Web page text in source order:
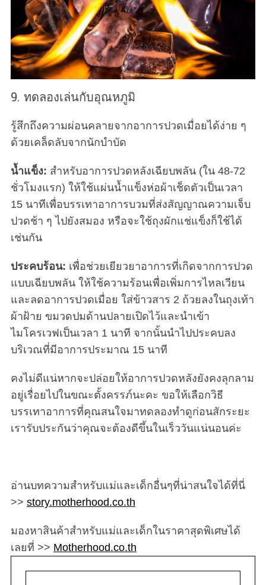
9. ทดลองเล่นกับอุณหภูมิ
รู้สึกถึงความผ่อนคลายจากอาการปวดเมื่อยได้ง่าย ๆ
ด้วยเคล็ดลับจากนักบำบัด
น้ำแข็ง: สำหรับอาการปวดหลังเฉียบพลัน (ใน 48-72
ชั่วโมงแรก) ให้ใช้แผ่นน้ำแข็งห่อผ้าเช็ดตัวเป็นเวลา
15 นาทีเพื่อบรรเทาอาการบวมที่ส่งสัญญาณความเจ็บ
ปวดช้า ๆ ไปยังสมอง หรือจะใช้ถุงผักแช่แข็งก็ใช้ได้
เช่นกัน
ประคบร้อน: เพื่อช่วยเยียวยาอาการที่เกิดจากการปวด
แบบเฉียบพลัน ให้ใช้ความร้อนเพื่อเพิ่มการไหลเวียน
และลดอาการปวดเมื่อย ใส่ข้าวสาร 2 ถ้วยลงในถุงเท้า
ผ้าฝ้าย ขมวดปมด้านปลายเปิดไว้และนำเข้า
ไมโครเวฟเป็นเวลา 1 นาที จากนั้นนำไปประคบลง
บริเวณที่มีอาการประมาณ 15 นาที
คงไม่ดีแน่หากจะปล่อยให้อาการปวดหลังยังคงลุกลาม
อยู่เรื่อยไปในขณะตั้งครรภ์นะคะ ขอให้เลือกวิธี
บรรเทาอาการที่คุณสนใจมาทดลองทำดูก่อนสักระยะ
เรารับประกันว่าคุณจะต้องดีขึ้นในเร็ววันแน่นอนค่ะ
อ่านบทความสำหรับแม่และเด็กอื่นๆที่น่าสนใจได้ที่นี่
>> story.motherhood.co.th
มองหาสินค้าสำหรับแม่และเด็กในราคาสุดพิเศษได้
เลยที่ >> Motherhood.co.th